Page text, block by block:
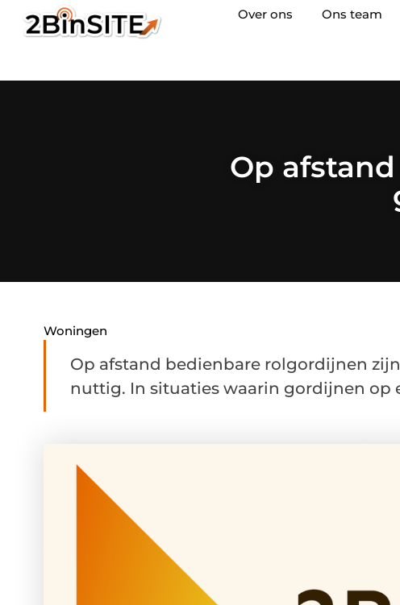
Over ons Ons team
Op
Woningen
Op afstand bedienbare rolgordijnen
nuttig. In situaties waarin gordijnen op